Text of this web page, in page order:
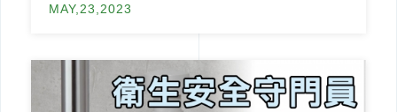
MAY,23,2023